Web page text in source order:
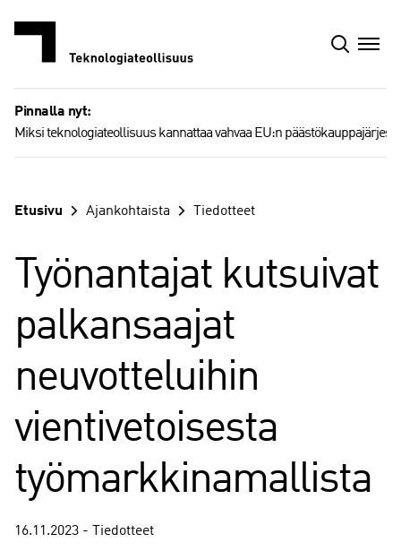
Pinnalla nyt:
Miksi teknologiateollisuus kannattaa vahvaa EU:n
Etusivu Ajankohtaista Tiedotteet
Työnantajat kutsuivat
palkansaajat
neuvotteluihin
vientivetoisesta
työmarkkinamallista
16.11.2023 - Tiedotteet